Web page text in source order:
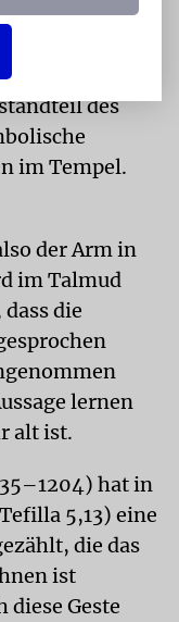
Volk
wegen seines
ist,
des
im Tempel.
der Arm in
im Talmud
die
lernen
alt ist.
hat in
5,13) eine
die das
ist
diese Geste